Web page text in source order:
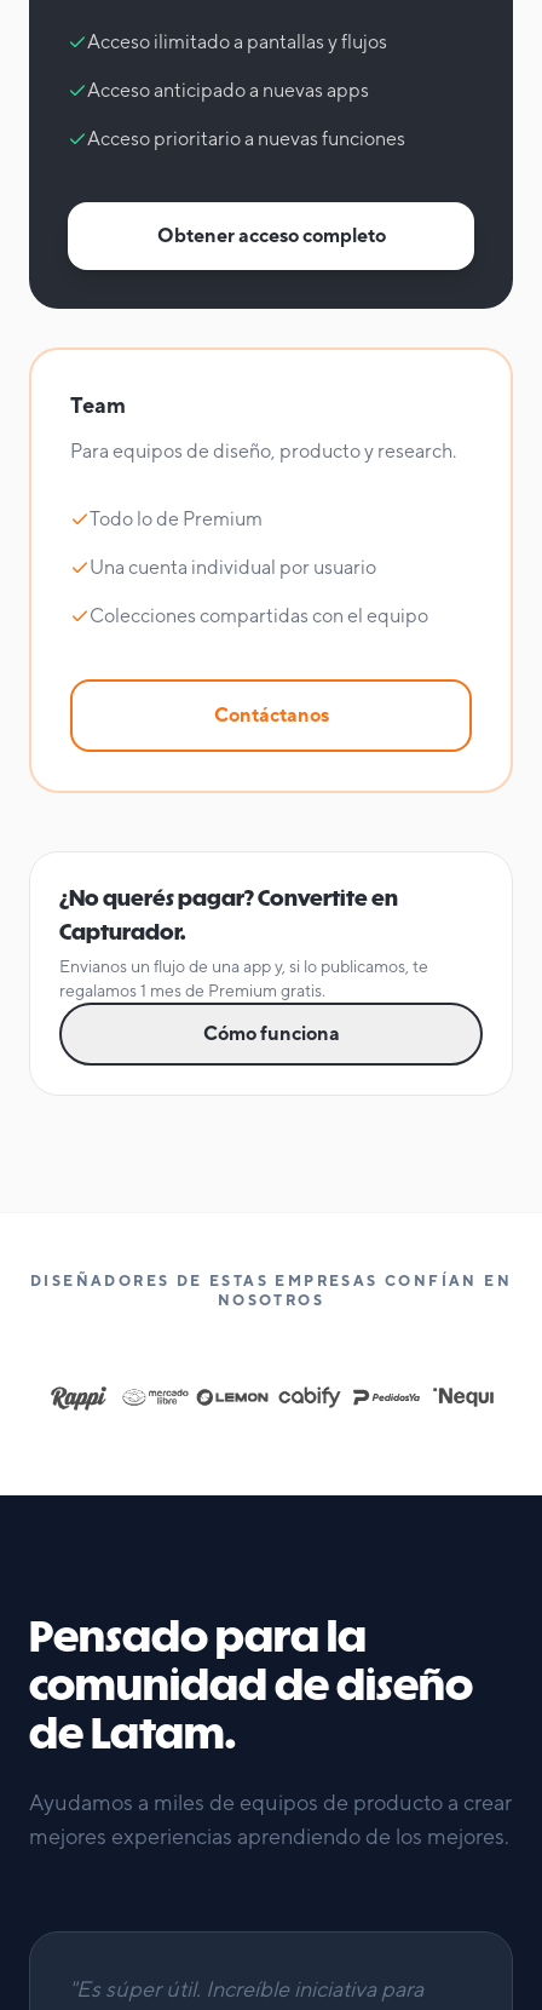
Acceso ilimitado a pantallas y flujos
Acceso anticipado a nuevas apps
Acceso prioritario a nuevas funciones
Obtener acceso completo
Team
Para equipos de diseño, producto y research.
Todo lo de Premium
Una cuenta individual por usuario
Colecciones compartidas con el equipo
Contáctanos
¿No querés pagar? Convertite en
Capturador.
Envianos un flujo de una app y, si lo publicamos, te
regalamos 1 mes de Premium gratis.
Cómo funciona
DISEÑADORES DE ESTAS EMPRESAS CONFÍAN EN
NOSOTROS
Pensado para la
comunidad de diseño
de Latam.
Ayudamos a miles de equipos de producto a crear
mejores experiencias aprendiendo de los mejores.
"Es súper útil. Increíble iniciativa para